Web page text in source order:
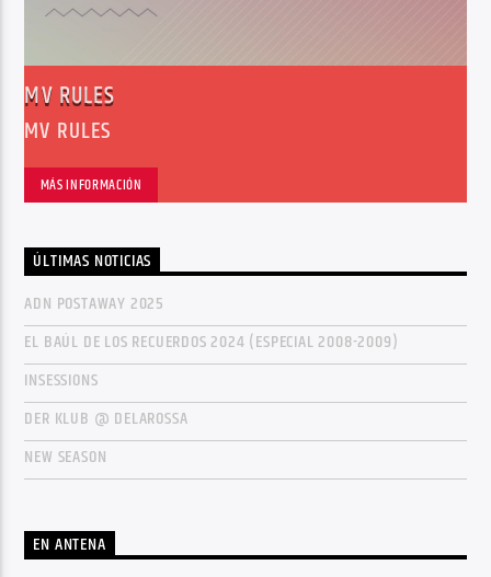
MV RULES
MV RULES
MÁS INFORMACIÓN
ÚLTIMAS NOTICIAS
ADN POSTAWAY 2025
EL BAÚL DE LOS RECUERDOS 2024 (ESPECIAL 2008-2009)
INSESSIONS
DER KLUB @ DELAROSSA
NEW SEASON
EN ANTENA